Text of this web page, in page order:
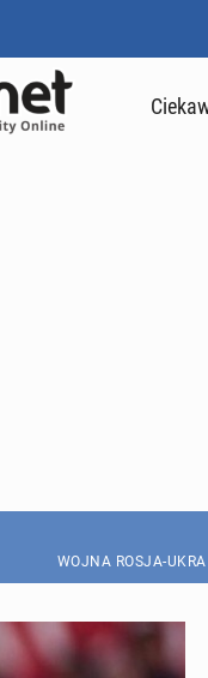
WOJNA ROSJA-